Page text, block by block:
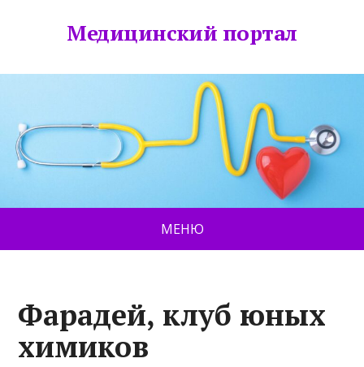
Медицинский портал
МЕНЮ
Фарадей, клуб юных
химиков